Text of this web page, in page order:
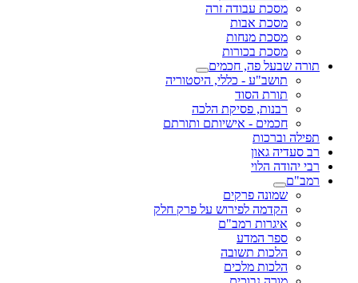
מסכת עבודה זרה
מסכת אבות
מסכת מנחות
מסכת בכורות
תורה שבעל פה, חכמים
תושב"ע - כללי, היסטוריה
תורת הסוד
רבנות, פסיקת הלכה
חכמים - אישיותם ותורתם
תפילה וברכות
רב סעדיה גאון
רבי יהודה הלוי
רמב"ם
שמונה פרקים
הקדמה לפירוש על פרק חלק
איגרות רמב"ם
ספר המדע
הלכות תשובה
הלכות מלכים